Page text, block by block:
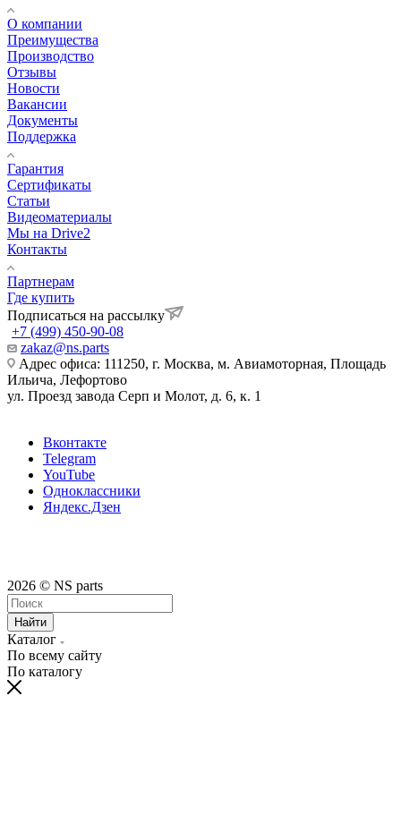
О компании
Преимущества
Производство
Отзывы
Новости
Вакансии
Документы
Поддержка
Гарантия
Сертификаты
Статьи
Видеоматериалы
Мы на Drive2
Контакты
Партнерам
Где купить
Подписаться на рассылку
+7 (499) 450-90-08
zakaz@ns.parts
Адрес офиса: 111250, г. Москва, м. Авиамоторная, Площадь
Ильича, Лефортово
ул. Проезд завода Серп и Молот, д. 6, к. 1
Вконтакте
Telegram
YouTube
Одноклассники
Яндекс.Дзен
2026 © NS parts
Найти
Каталог
По всему сайту
По каталогу